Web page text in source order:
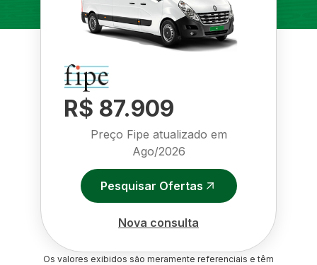
R$ 87.909
Preço Fipe atualizado em
Ago/2026
Pesquisar Ofertas
Nova consulta
Os valores exibidos são meramente referenciais e têm